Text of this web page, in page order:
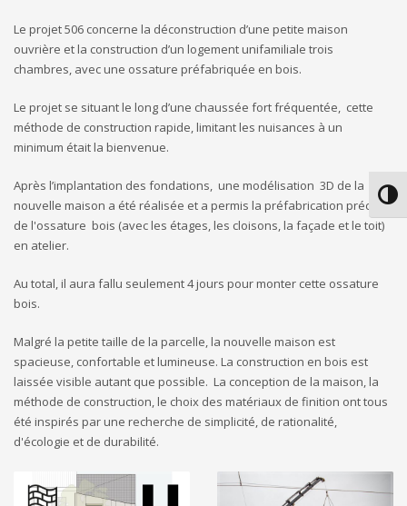
Le projet 506 concerne la déconstruction d’une petite maison
ouvrière et la construction d’un logement unifamiliale trois
chambres, avec une ossature préfabriquée en bois.
Le projet se situant le long d’une chaussée fort fréquentée, cette
méthode de construction rapide, limitant les nuisances à un
minimum était la bienvenue.
Après l’implantation des fondations, une modélisation 3D de la
nouvelle maison a été réalisée et a permis la préfabrication précise
de l'ossature bois (avec les étages, les cloisons, la façade et le toit)
en atelier.
Au total, il aura fallu seulement 4 jours pour monter cette ossature
bois.
Malgré la petite taille de la parcelle, la nouvelle maison est
spacieuse, confortable et lumineuse. La construction en bois est
laissée visible autant que possible. La conception de la maison, la
méthode de construction, le choix des matériaux de finition ont tous
été inspirés par une recherche de simplicité, de rationalité,
d'écologie et de durabilité.